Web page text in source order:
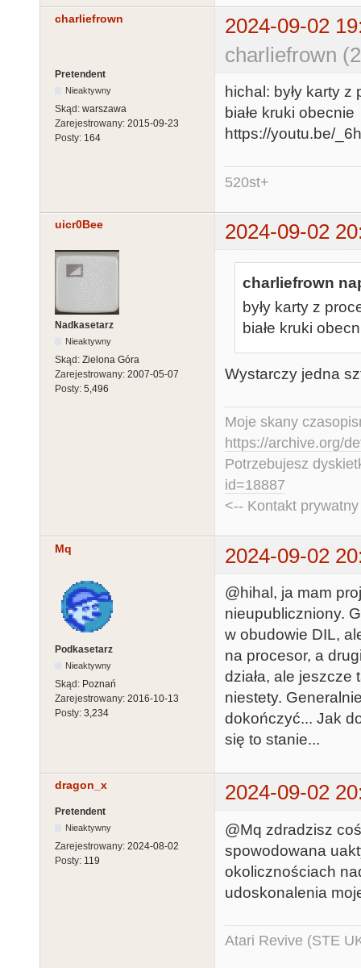
charliefrown
2024-09-02
charliefrown
Pretendent
Nieaktywny
Skąd: warszawa
Zarejestrowany: 2015-09-23
Posty: 164
hichal: były karty
białe kruki obecnie
https://youtu.be/
520st+
uicr0Bee 2024-09-02
Nadkasetarz
Nieaktywny
Skąd: Zielona Góra
Zarejestrowany: 2007-05-07
Posty: 5,496
charliefrown
były karty z
białe kruki
Wystarczy jedna
Moje skany
https://archive.org/
Potrzebujesz
id=18887
<-- Kontakt
Mq 2024-09-02
Podkasetarz
Nieaktywny
Skąd: Poznań
Zarejestrowany: 2016-10-13
Posty: 3,234
@hihal, ja mam
nieupubliczniony.
w obudowie DIL,
na procesor, a
działa, ale jeszcze
niestety.
dokończyć... Jak
się to stanie...
dragon_x 2024-09-02
Pretendent
Nieaktywny
Zarejestrowany: 2024-08-02
Posty: 119
@Mq zdradzisz
spowodowana
okolicznościach
udoskonalenia
Atari Revive (STE